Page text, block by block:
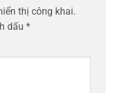
thị công khai.
dấu *